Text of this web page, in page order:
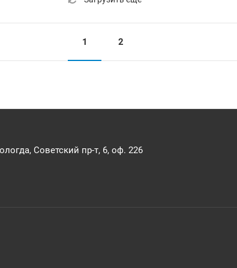
1 2
Советский пр-т, 6, оф. 226